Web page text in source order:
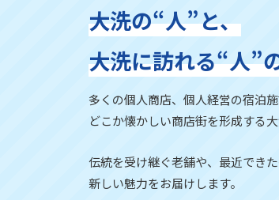
大洗の“人”と、
大洗に訪れる“人”
多くの個人商店、個人経営の宿泊
どこか懐かしい商店街を形成する大
伝統を受け継ぐ老舗や、最近でき
新しい魅力をお届けします。